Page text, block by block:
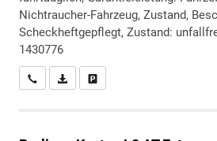
Nichtraucher-Fahrzeug, Zustand,
Scheckheftgepflegt, Zustand:
1430776
Wir rufen Sie anPDF-Datei, Fahrzeugexposé drucken